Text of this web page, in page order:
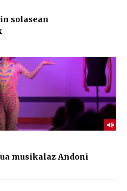
solasean
musikalaz Andoni